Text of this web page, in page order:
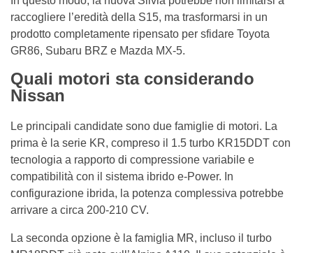
raccogliere l’eredità della S15, ma trasformarsi in un
prodotto completamente ripensato per sfidare Toyota
GR86, Subaru BRZ e Mazda MX-5.
Quali motori sta considerando
Nissan
Le principali candidate sono due famiglie di motori. La
prima è la serie KR, compreso il 1.5 turbo KR15DDT con
tecnologia a rapporto di compressione variabile e
compatibilità con il sistema ibrido e-Power. In
configurazione ibrida, la potenza complessiva potrebbe
arrivare a circa 200-210 CV.
La seconda opzione è la famiglia MR, incluso il turbo